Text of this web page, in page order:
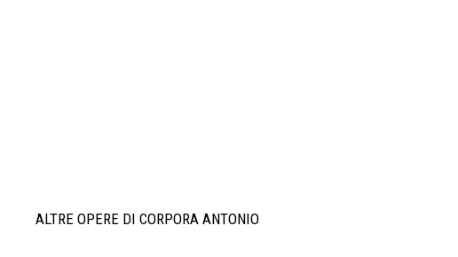
ALTRE OPERE DI CORPORA ANTONIO